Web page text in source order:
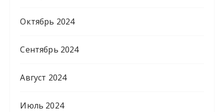
Октябрь 2024
Сентябрь 2024
Август 2024
Июль 2024